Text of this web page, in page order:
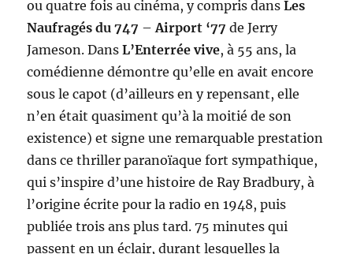
ou quatre fois au cinéma, y compris dansLes
Naufragés du 747 – Airport ‘77 de Jerry
Jameson. Dans L’Enterrée vive, à 55 ans, la
comédienne démontre qu’elle en avait encore
sous le capot (d’ailleurs en y repensant, elle
n’en était quasiment qu’à la moitié de son
existence) et signe une remarquable prestation
dans ce thriller paranoïaque fort sympathique,
qui s’inspire d’une histoire de Ray Bradbury, à
l’origine écrite pour la radio en 1948, puis
publiée trois ans plus tard. 75 minutes qui
passent en un éclair, durant lesquelles la